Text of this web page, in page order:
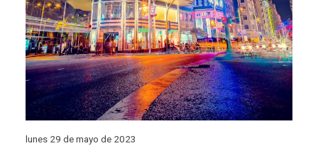
lunes 29 de mayo de 2023